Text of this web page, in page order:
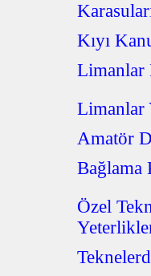
Kıyı
Limanlar
Limanlar
Amatör
Bağlama
Özel